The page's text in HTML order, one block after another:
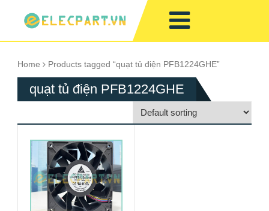
Home Products tagged “quạt tủ điện PFB1224GHE”
quạt tủ điện PFB1224GHE